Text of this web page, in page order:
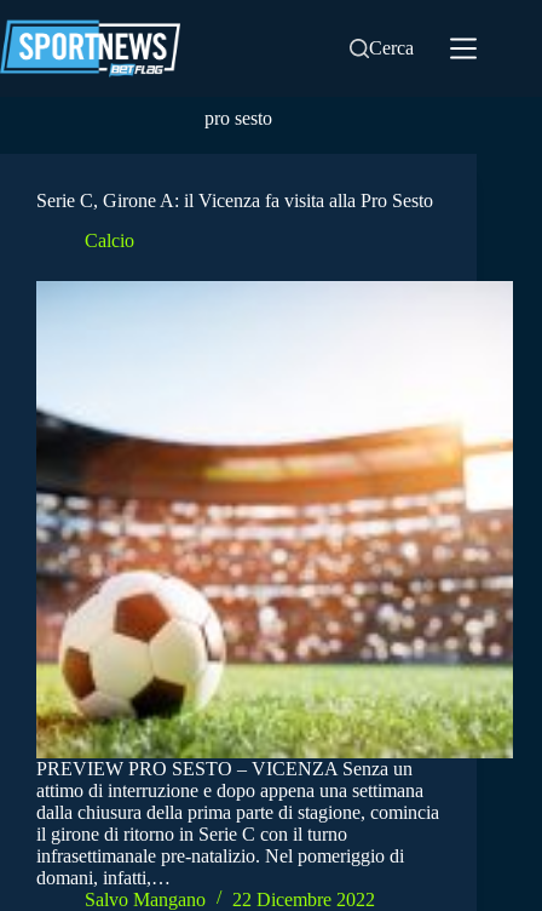
al
contenuto
Cerca
pro sesto
Serie C, Girone A: il Vicenza fa visita alla Pro Sesto
Calcio
PREVIEW PRO SESTO – VICENZA Senza un
attimo di interruzione e dopo appena una settimana
dalla chiusura della prima parte di stagione, comincia
il girone di ritorno in Serie C con il turno
infrasettimanale pre-natalizio. Nel pomeriggio di
domani, infatti,…
Salvo Mangano
22 Dicembre 2022